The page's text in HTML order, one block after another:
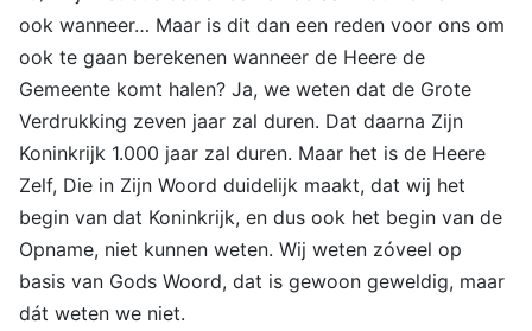
ook wanneer… Maar is dit dan een reden voor ons om
ook te gaan berekenen wanneer de Heere de
Gemeente komt halen? Ja, we weten dat de Grote
Verdrukking zeven jaar zal duren. Dat daarna Zijn
Koninkrijk 1.000 jaar zal duren. Maar het is de Heere
Zelf, Die in Zijn Woord duidelijk maakt, dat wij het
begin van dat Koninkrijk, en dus ook het begin van de
Opname, niet kunnen weten. Wij weten zóveel op
basis van Gods Woord, dat is gewoon geweldig, maar
dát weten we niet.